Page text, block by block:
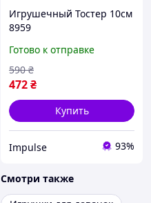
Игрушечный Тостер 10см
8959
Готово к отправке
472₴
590 ₴
Купить
Impulse 93%
Смотри также